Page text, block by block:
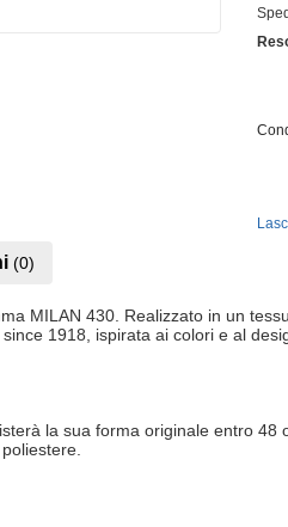
(0)
MILAN 430. Realizzato in un
1918, ispirata ai colori e al
la sua forma originale entro 48